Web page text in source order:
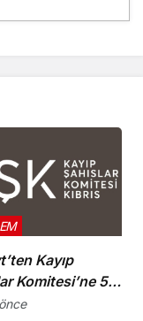
Kayıp
Komitesi’ne 50
katkı